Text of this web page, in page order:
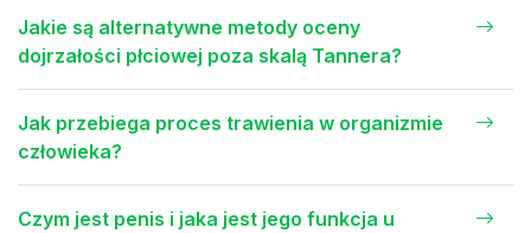
Jakie są alternatywne metody oceny
dojrzałości płciowej poza skalą Tannera?
Jak przebiega proces trawienia w organizmie
człowieka?
Czym jest penis i jaka jest jego funkcja u